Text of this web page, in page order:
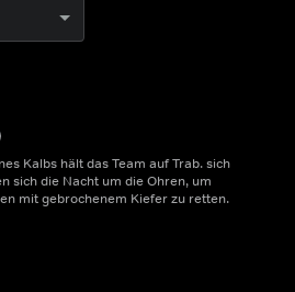
Kalbs hält das Team auf Trab. sich
sich die Nacht um die Ohren, um
mit gebrochenem Kiefer zu retten.